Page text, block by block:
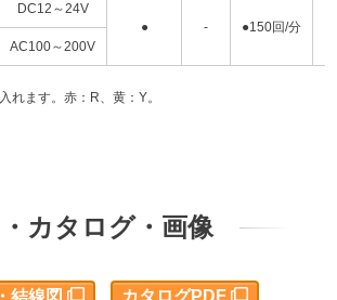
DC12～24V
●
- ●150回/分
AC100～200V
れます。赤：R、黄：Y。
・カタログ・画像
結線図 カタログPDF